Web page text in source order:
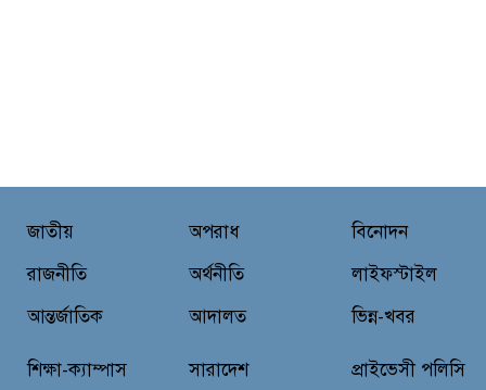
জাতীয়
রাজনীতি
আন্তর্জাতিক
অপরাধ
অর্থনীতি
আদালত
বিনোদন
লাইফস্টাইল
ভিন্ন-খবর
শিক্ষা-ক্যাম্পাস
সারাদেশ
প্রাইভেসী পলিসি